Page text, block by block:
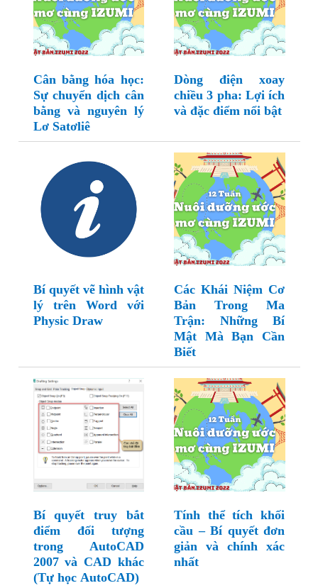
Cân bằng hóa học:
Sự chuyển dịch cân
bằng và nguyên lý
Lơ Satơliê
Dòng điện xoay
chiều 3 pha: Lợi ích
và đặc điểm nổi bật
Bí quyết vẽ hình vật
lý trên Word với
Physic Draw
Các Khái Niệm Cơ
Bản Trong Ma
Trận: Những Bí
Mật Mà Bạn Cần
Biết
Bí quyết truy bắt
điểm đối tượng
trong AutoCAD
2007 và CAD khác
(Tự học AutoCAD)
Tính thể tích khối
cầu – Bí quyết đơn
giản và chính xác
nhất